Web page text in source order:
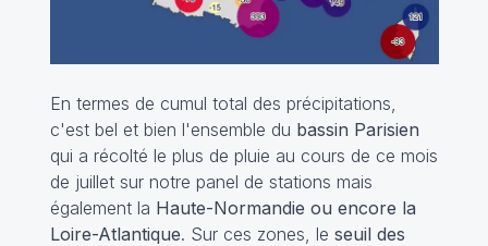
En termes de cumul total des précipitations,
c'est bel et bien l'ensemble du bassin Parisien
qui a récolté le plus de pluie au cours de ce mois
de juillet sur notre panel de stations mais
également la Haute-Normandie ou encore la
Loire-Atlantique. Sur ces zones, le seuil des